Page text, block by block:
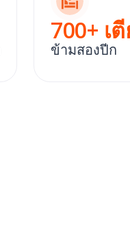
700+ เ
ข้ามสองปีก